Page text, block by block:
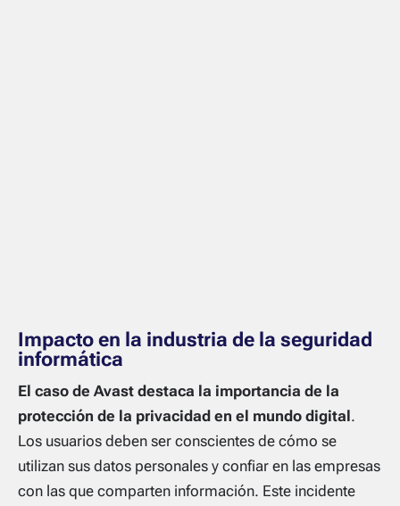
Impacto en la industria de la seguridad
informática
El caso de Avast destaca la importancia de la
protección de la privacidad en el mundo digital.
Los usuarios deben ser conscientes de cómo se
utilizan sus datos personales y confiar en las empresas
con las que comparten información. Este incidente